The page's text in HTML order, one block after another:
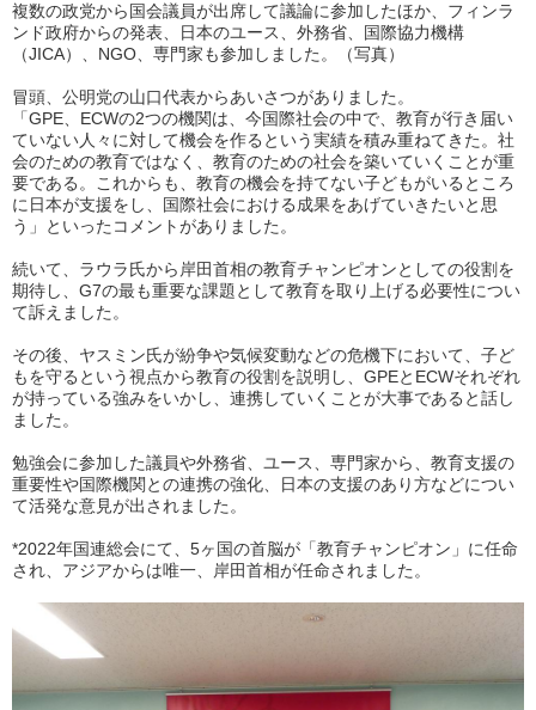
複数の政党から国会議員が出席して議論に参加したほか、フィンラ
ンド政府からの発表、日本のユース、外務省、国際協力機構
（JICA）、NGO、専門家も参加しました。（写真）
冒頭、公明党の山口代表からあいさつがありました。
「GPE、ECWの2つの機関は、今国際社会の中で、教育が行き届い
ていない人々に対して機会を作るという実績を積み重ねてきた。社
会のための教育ではなく、教育のための社会を築いていくことが重
要である。これからも、教育の機会を持てない子どもがいるところ
に日本が支援をし、国際社会における成果をあげていきたいと思
う」といったコメントがありました。
続いて、ラウラ氏から岸田首相の教育チャンピオンとしての役割を
期待し、G7の最も重要な課題として教育を取り上げる必要性につい
て訴えました。
その後、ヤスミン氏が紛争や気候変動などの危機下において、子ど
もを守るという視点から教育の役割を説明し、GPEとECWそれぞれ
が持っている強みをいかし、連携していくことが大事であると話し
ました。
勉強会に参加した議員や外務省、ユース、専門家から、教育支援の
重要性や国際機関との連携の強化、日本の支援のあり方などについ
て活発な意見が出されました。
*2022年国連総会にて、5ヶ国の首脳が「教育チャンピオン」に任命
され、アジアからは唯一、岸田首相が任命されました。